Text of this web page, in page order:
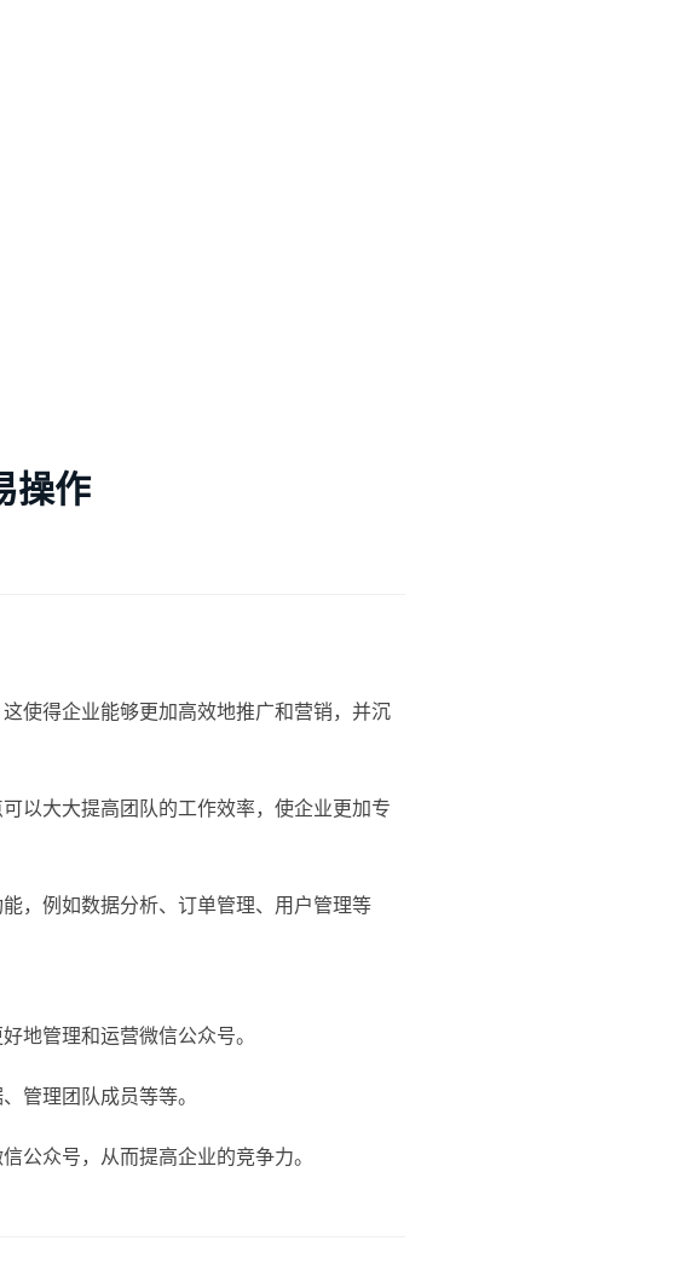
操作
使得企业能够更加高效地推广和营销，并沉
以大大提高团队的工作效率，使企业更加专
，例如数据分析、订单管理、用户管理等
地管理和运营微信公众号。
管理团队成员等等。
公众号，从而提高企业的竞争力。